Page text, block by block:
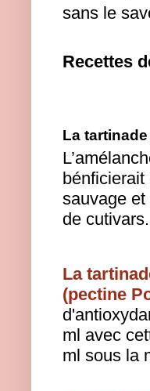
sans le
Recettes
La
sauvage et
de
La
(pectine
ml avec
ml sous la